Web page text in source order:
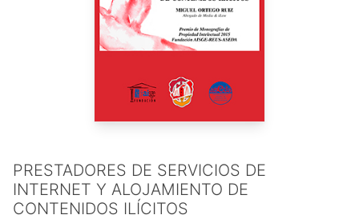
PRESTADORES DE SERVICIOS DE
INTERNET Y ALOJAMIENTO DE
CONTENIDOS ILÍCITOS